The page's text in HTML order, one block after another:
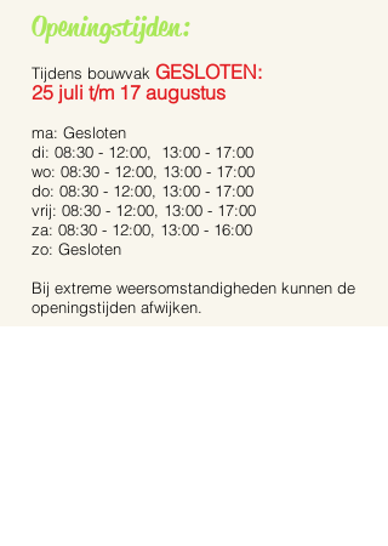
Openingstijden:
Tijdens bouwvak GESLOTEN:
25 juli t/m 17 augustus
ma: Gesloten
di: 08:30 - 12:00, 13:00 - 17:00
wo: 08:30 - 12:00, 13:00 - 17:00
do: 08:30 - 12:00, 13:00 - 17:00
vrij: 08:30 - 12:00, 13:00 - 17:00
za: 08:30 - 12:00, 13:00 - 16:00
zo: Gesloten
Bij extreme weersomstandigheden kunnen de
openingstijden afwijken.